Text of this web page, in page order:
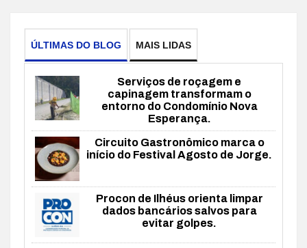
ÚLTIMAS DO BLOG MAIS LIDAS
Serviços de roçagem e
capinagem transformam o
entorno do Condomínio Nova
Esperança.
Circuito Gastronômico marca o
início do Festival Agosto de Jorge.
Procon de Ilhéus orienta limpar
dados bancários salvos para
evitar golpes.